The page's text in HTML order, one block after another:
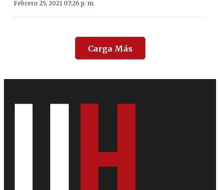
Febrero 25, 2021 07:26 p. m.
Carga Más